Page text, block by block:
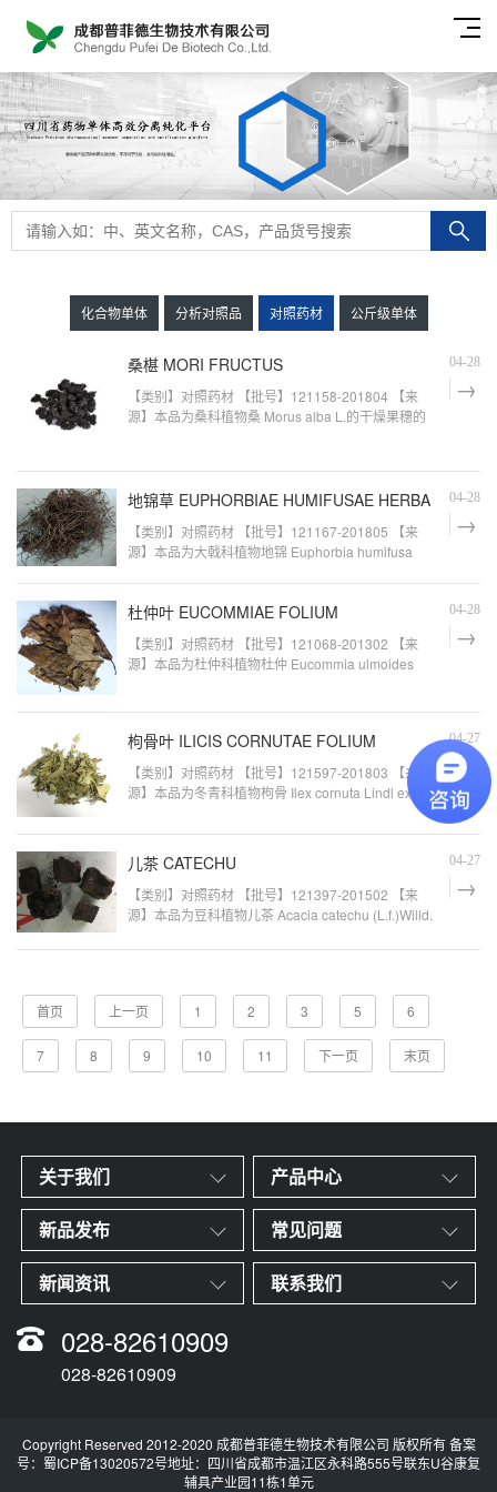
化合物单体 分析对照品 对照药材 公斤级单体
桑椹 MORI FRUCTUS 04-28
【类别】对照药材 【批号】121158-201804 【来
源】本品为桑科植物桑 Morus alba L.的干燥果穗的
地锦草 EUPHORBIAE HUMIFUSAE HERBA 04-28
【类别】对照药材 【批号】121167-201805 【来
源】本品为大戟科植物地锦 Euphorbia humifusa
杜仲叶 EUCOMMIAE FOLIUM 04-28
【类别】对照药材 【批号】121068-201302 【来
源】本品为杜仲科植物杜仲 Eucommia ulmoides
枸骨叶 ILICIS CORNUTAE FOLIUM 04-27
【类别】对照药材 【批号】121597-201803 【来
源】本品为冬青科植物枸骨 Ilex cornuta Lindl ex
Paxt.的干燥叶的粉末 【用途】薄层色谱鉴别用 【参
考标准】 《中国药典》2015 年版一部枸骨叶
儿茶 CATECHU 04-27
【类别】对照药材 【批号】121397-201502 【来
源】本品为豆科植物儿茶 Acacia catechu (L.f.)Willd.
鉴别用 【参考标准】 《中国药典》2010 版一
首页 上一页 1 2 3 5 6
7 8 9 10 11 下一页 末页
关于我们 产品中心
新品发布 常见问题
新闻资讯 联系我们
028-82610909
028-82610909
Copyright Reserved 2012-2020 成都普菲德生物技术有限公司 版权所有 备案
号： 蜀ICP备13020572号地址：四川省成都市温江区永科路555号联东U谷康复
辅具产业园11栋1单元